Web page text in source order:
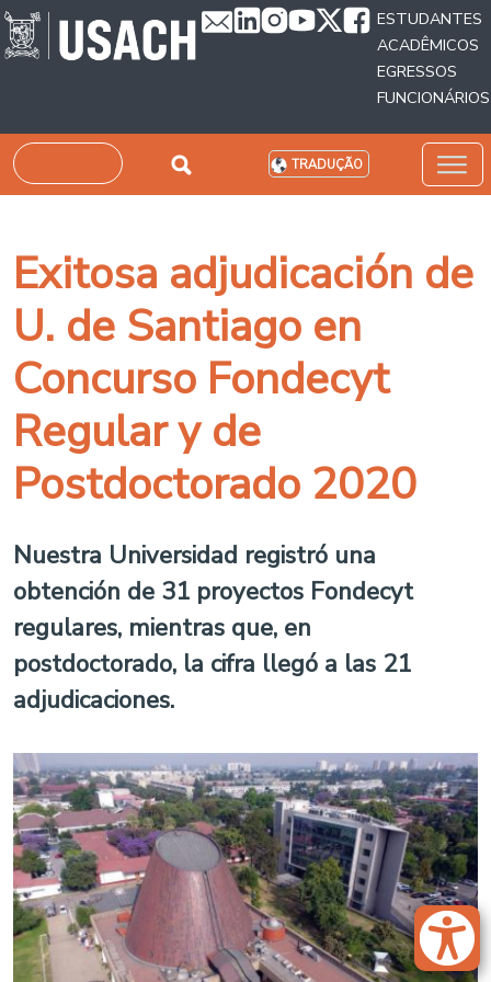
Passar para o conteúdo principal
ESTUDANTES
ACADÊMICOS
EGRESSOS
FUNCIONÁRIOS
Pesquisar TRADUÇÃO
Exitosa adjudicación de
U. de Santiago en
Concurso Fondecyt
Regular y de
Postdoctorado 2020
Nuestra Universidad registró una
obtención de 31 proyectos Fondecyt
regulares, mientras que, en
postdoctorado, la cifra llegó a las 21
adjudicaciones.